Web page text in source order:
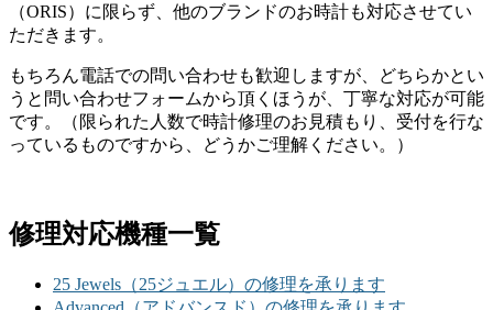
（ORIS）に限らず、他のブランドのお時計も対応させてい
ただきます。
もちろん電話での問い合わせも歓迎しますが、どちらかとい
うと問い合わせフォームから頂くほうが、丁寧な対応が可能
です。（限られた人数で時計修理のお見積もり、受付を行な
っているものですから、どうかご理解ください。）
修理対応機種一覧
25 Jewels（25ジュエル）の修理を承ります